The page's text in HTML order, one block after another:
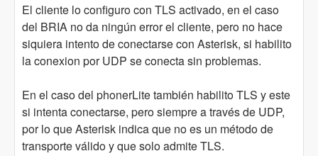
El cliente lo configuro con TLS activado, en el caso
del BRIA no da ningún error el cliente, pero no hace
siquiera intento de conectarse con Asterisk, si habilito
la conexion por UDP se conecta sin problemas.
En el caso del phonerLite también habilito TLS y este
si intenta conectarse, pero siempre a través de UDP,
por lo que Asterisk indica que no es un método de
transporte válido y que solo admite TLS.